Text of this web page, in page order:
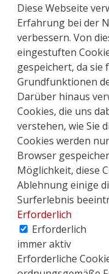
Diese Webseite
Erfahrung bei der
verbessern. Von
eingestuften
gespeichert, da
Grundfunktionen
Darüber hinaus
Cookies, die uns
verstehen, wie Sie
Cookies werden
Browser
Möglichkeit, diese
Ablehnung einige
Surferlebnis
Erforderlich
Erforderlich
immer aktiv
Erforderliche